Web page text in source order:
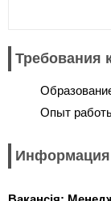
Требования
Опыт
Информация